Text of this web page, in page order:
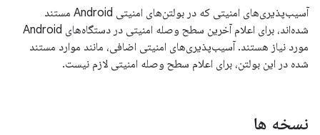
آسیب‌پذیری‌های امنیتی که در بولتن‌های امنیتی Android مستند
شده‌اند، برای اعلام آخرین سطح وصله امنیتی در دستگاه‌های Android
مورد نیاز هستند. آسیب‌پذیری‌های امنیتی اضافی، مانند موارد مستند
شده در این بولتن، برای اعلام سطح وصله امنیتی لازم نیست.
نسخه ها